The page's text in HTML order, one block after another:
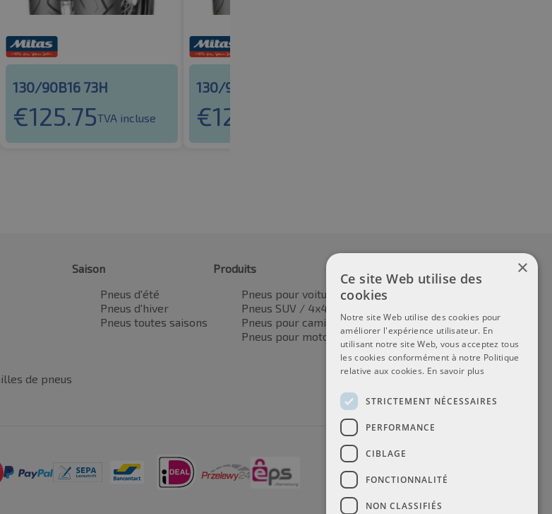
130/90B16 73H
€125.75TVA incluse
130/90B16 73H
€129.42
de pneus
Saison
Pneus d'été
Pneus d'hiver
Pneus toutes saisons
Produits
Pneus pour voitures
Pneus SUV / 4x4
Pneus pour camionnettes
Pneus pour motos
×
Ce site Web utilise des
cookies
Notre site Web utilise des cookies pour
améliorer l'expérience utilisateur. En
utilisant notre site Web, vous acceptez tous
les cookies conformément à notre Politique
relative aux cookies. En savoir plus
STRICTEMENT NÉCESSAIRES
PERFORMANCE
CIBLAGE
FONCTIONNALITÉ
NON CLASSIFIÉS